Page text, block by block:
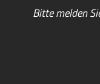
Bitte melden